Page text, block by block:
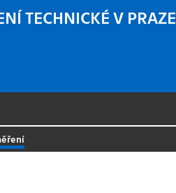
TECHNICKÉ V PRAZE